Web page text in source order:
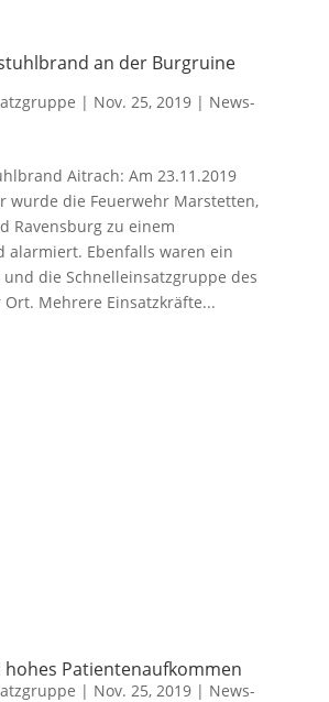
an der Burgruine
| Nov. 25, 2019| News-
Aitrach: Am 23.11.2019
wurde die Feuerwehr Marstetten,
Ravensburg zu einem
alarmiert. Ebenfalls waren ein
und die Schnelleinsatzgruppe des
Ort. Mehrere Einsatzkräfte...
hohes Patientenaufkommen
| Nov. 25, 2019| News-